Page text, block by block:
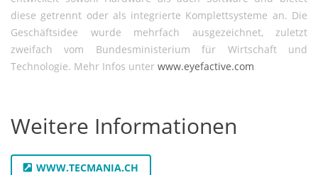
diese getrennt oder als integrierte Komplettsysteme an. Die
Geschäftsidee wurde mehrfach ausgezeichnet, zuletzt
zweifach vom Bundesministerium für Wirtschaft und
Technologie. Mehr Infos unter www.eyefactive.com
Weitere Informationen
WWW.TECMANIA.CH